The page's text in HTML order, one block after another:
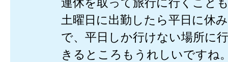
土曜日に出勤したら平日に休
で、平日しか行けない場所に
きるところもうれしいですね